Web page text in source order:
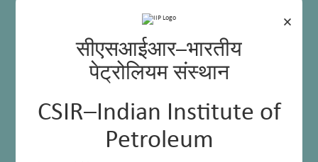
×
सीएसआईआर–भारतीय
पेट्रोलियम संस्थान
CSIR–Indian Institute of
Petroleum